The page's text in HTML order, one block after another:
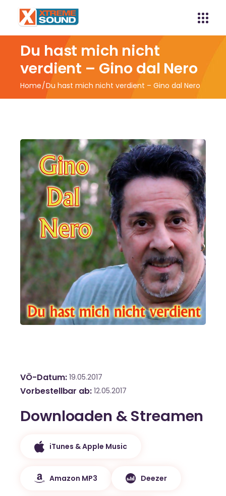
Du hast mich nicht
verdient – Gino dal Nero
Home Du hast mich nicht verdient – Gino dal Nero
VÖ-Datum 19.05.2017
Vorbestellbar ab 12.05.2017
Downloaden & Streamen
iTunes & Apple Music
Amazon MP3 Deezer